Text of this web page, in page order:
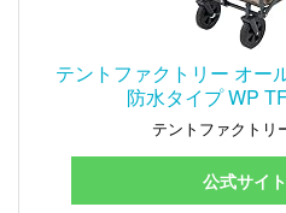
テントファクトリー オー
防水タイプ WP
テントファクトリ
公式サイ